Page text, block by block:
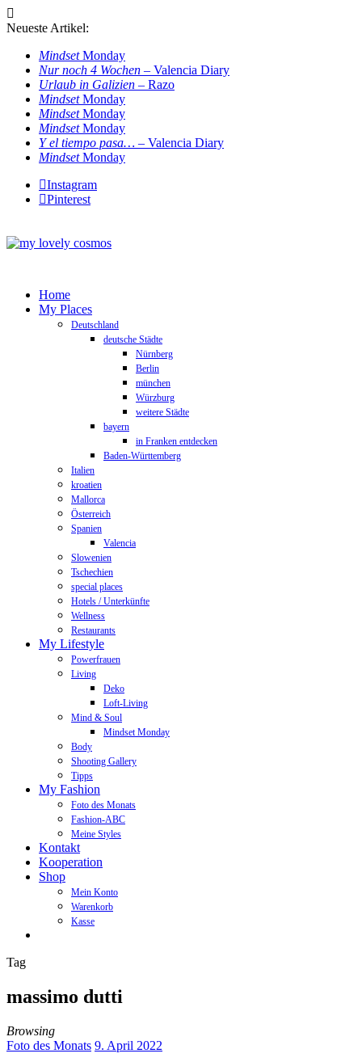
Neueste Artikel:
MindsetMonday
Nur noch 4 Wochen – Valencia Diary
Urlaub in Galizien – Razo
MindsetMonday
MindsetMonday
MindsetMonday
Y el tiempo pasa… – Valencia Diary
MindsetMonday
Instagram
Pinterest
Home
My Places
Deutschland
deutsche Städte
Nürnberg
Berlin
münchen
Würzburg
weitere Städte
bayern
in Franken entdecken
Baden-Württemberg
Italien
kroatien
Mallorca
Österreich
Spanien
Valencia
Slowenien
Tschechien
special places
Hotels / Unterkünfte
Wellness
Restaurants
My Lifestyle
Powerfrauen
Living
Deko
Loft-Living
Mind & Soul
Mindset Monday
Body
Shooting Gallery
Tipps
My Fashion
Foto des Monats
Fashion-ABC
Meine Styles
Kontakt
Kooperation
Shop
Mein Konto
Warenkorb
Kasse
Tag
massimo dutti
Browsing
Foto des Monats 9. April 2022